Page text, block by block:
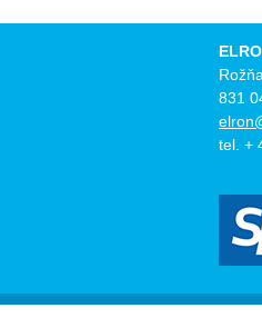
831
tel. +